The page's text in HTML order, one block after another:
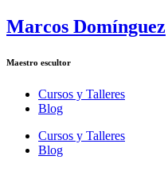
Marcos Domínguez
Maestro escultor
Cursos y Talleres
Blog
Cursos y Talleres
Blog